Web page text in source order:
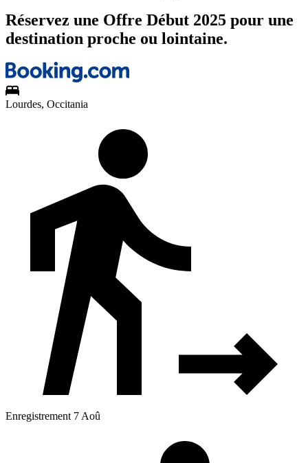
Réservez une Offre Début 2025 pour une
destination proche ou lointaine.
Lourdes, Occitania
Enregistrement 7 Aoû